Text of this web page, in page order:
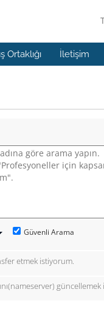
Ortaklığı İletişim
Güvenli Arama
etmek istiyorum.